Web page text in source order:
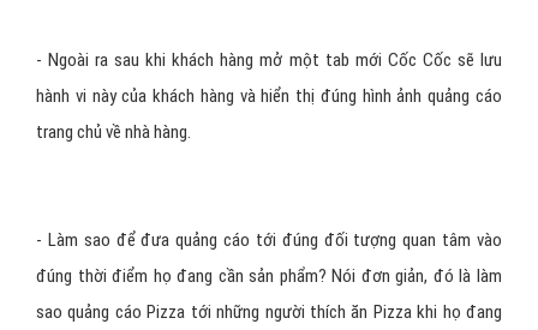
- Ngoài ra sau khi khách hàng mở một tab mới Cốc Cốc sẽ lưu
hành vi này của khách hàng và hiển thị đúng hình ảnh quảng cáo
trang chủ về nhà hàng.
- Làm sao để đưa quảng cáo tới đúng đối tượng quan tâm vào
đúng thời điểm họ đang cần sản phẩm? Nói đơn giản, đó là làm
sao quảng cáo Pizza tới những người thích ăn Pizza khi họ đang